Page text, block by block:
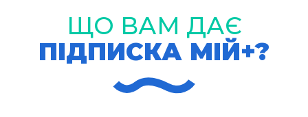
ЩО ВАМ ДАЄ
ПІДПИСКА МІЙ+?